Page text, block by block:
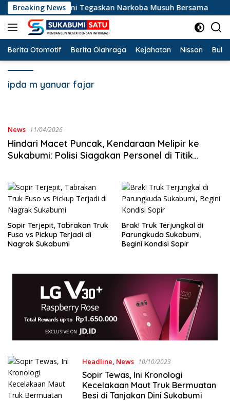
Langsung
ke
konten
Breaking News
Sukabumi Tegaskan Narkoba Musuh Bersama
Berita Otomotif Berita Olahraga Kejahatan Nissan
ipda m yanuar fajar
News 11/04/2026
Hindari Macet Puncak, Kendaraan Melipir ke
Sukabumi: Polisi Siagakan Personel di Titik
Sopir Terjepit, Tabrakan Truk
Fuso vs Pickup Terjadi di
Nagrak Sukabumi
Brak! Truk Terjungkal di
Parungkuda Sukabumi,
Begini Kondisi Sopir
Headline, News 10/10/2023
Sopir Tewas, Ini Kronologi
Kecelakaan Maut Truk Bermuatan
Besi di Tanjakan Dini Sukabumi